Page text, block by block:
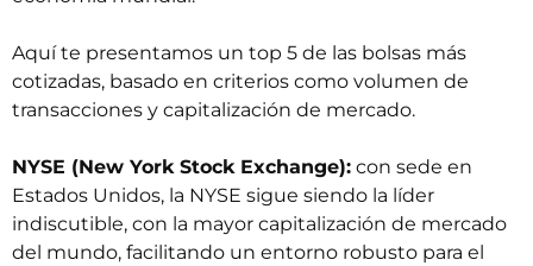
Aquí te presentamos un top 5 de las bolsas más
cotizadas, basado en criterios como volumen de
transacciones y capitalización de mercado.
NYSE (New York Stock Exchange): con sede en
Estados Unidos, la NYSE sigue siendo la líder
indiscutible, con la mayor capitalización de mercado
del mundo, facilitando un entorno robusto para el